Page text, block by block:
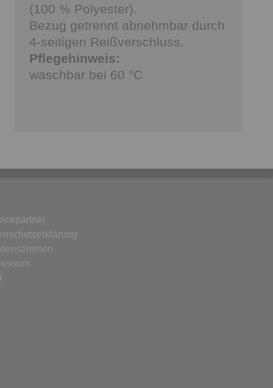
(100 % Polyester).
Bezug getrennt abnehmbar durch
4-seitigen Reißverschluss.
Pflegehinweis:
waschbar bei 60 °C